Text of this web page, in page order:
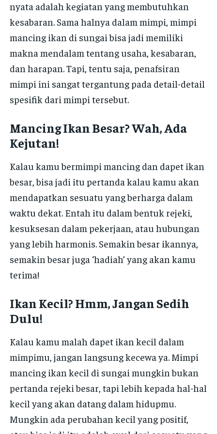
nyata adalah kegiatan yang membutuhkan
kesabaran. Sama halnya dalam mimpi, mimpi
mancing ikan di sungai bisa jadi memiliki
makna mendalam tentang usaha, kesabaran,
dan harapan. Tapi, tentu saja, penafsiran
mimpi ini sangat tergantung pada detail-detail
spesifik dari mimpi tersebut.
Mancing Ikan Besar? Wah, Ada
Kejutan!
Kalau kamu bermimpi mancing dan dapet ikan
besar, bisa jadi itu pertanda kalau kamu akan
mendapatkan sesuatu yang berharga dalam
waktu dekat. Entah itu dalam bentuk rejeki,
kesuksesan dalam pekerjaan, atau hubungan
yang lebih harmonis. Semakin besar ikannya,
semakin besar juga ‘hadiah’ yang akan kamu
terima!
Ikan Kecil? Hmm, Jangan Sedih
Dulu!
Kalau kamu malah dapet ikan kecil dalam
mimpimu, jangan langsung kecewa ya. Mimpi
mancing ikan kecil di sungai mungkin bukan
pertanda rejeki besar, tapi lebih kepada hal-hal
kecil yang akan datang dalam hidupmu.
Mungkin ada perubahan kecil yang positif,